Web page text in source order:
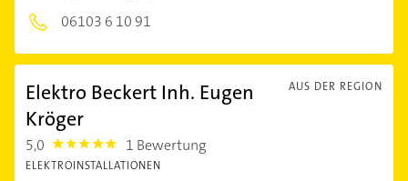
06103 6 10 91
AUS DER REGION
Elektro Beckert Inh. Eugen
Kröger
5,0 5.0 1 Bewertung
ELEKTROINSTALLATIONEN